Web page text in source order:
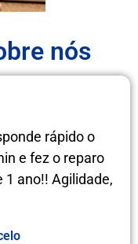
nós
rápido o
e fez o reparo
1 ano!! Agilidade,